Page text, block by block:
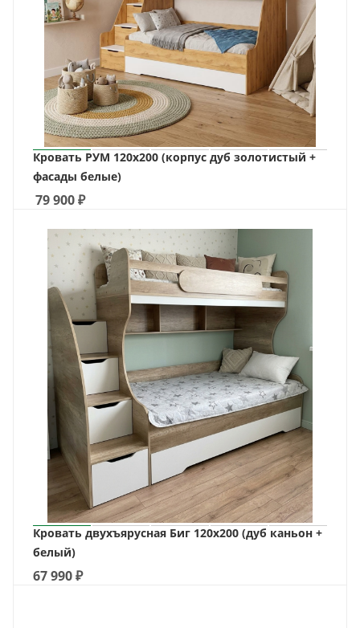
Кровать РУМ 120х200 (корпус дуб золотистый +
фасады белые)
79 900₽
Кровать двухъярусная Биг 120х200 (дуб каньон +
белый)
67 990₽